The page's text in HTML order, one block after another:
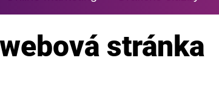
stránka